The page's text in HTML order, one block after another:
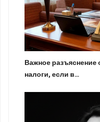
Важное разъяснение
налоги, если в…